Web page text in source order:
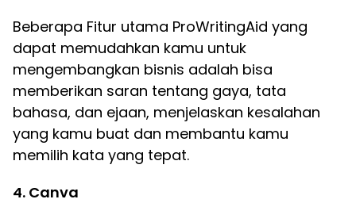
Beberapa Fitur utama ProWritingAid yang
dapat memudahkan kamu untuk
mengembangkan bisnis adalah bisa
memberikan saran tentang gaya, tata
bahasa, dan ejaan, menjelaskan kesalahan
yang kamu buat dan membantu kamu
memilih kata yang tepat.
4. Canva